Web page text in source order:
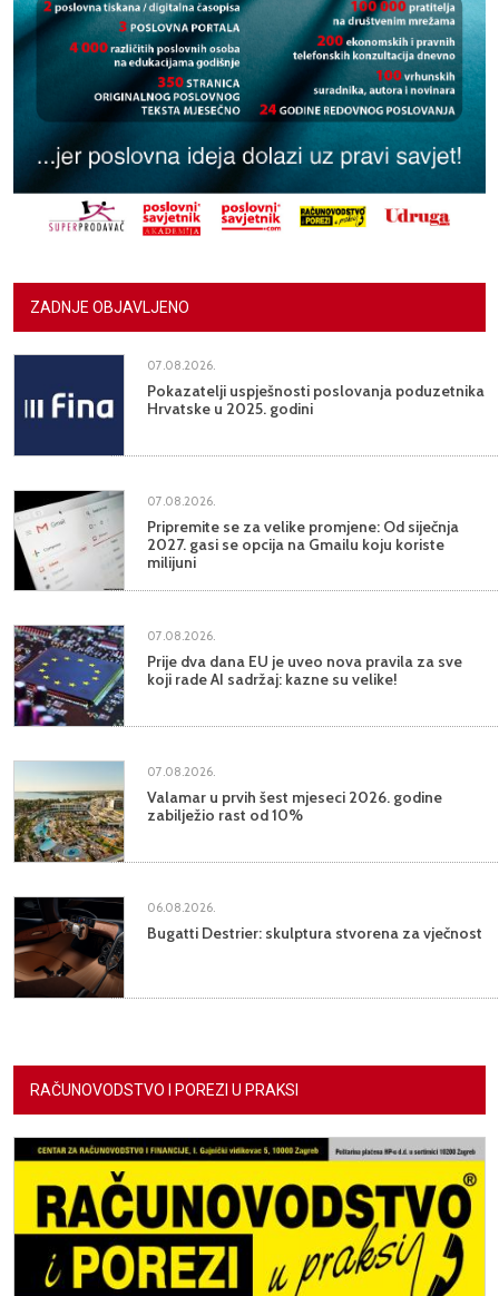
ZADNJE OBJAVLJENO
07.08.2026.
Pokazatelji uspješnosti poslovanja poduzetnika
Hrvatske u 2025. godini
07.08.2026.
Pripremite se za velike promjene: Od siječnja
2027. gasi se opcija na Gmailu koju koriste
milijuni
07.08.2026.
Prije dva dana EU je uveo nova pravila za sve
koji rade AI sadržaj: kazne su velike!
07.08.2026.
Valamar u prvih šest mjeseci 2026. godine
zabilježio rast od 10%
06.08.2026.
Bugatti Destrier: skulptura stvorena za vječnost
RAČUNOVODSTVO I POREZI U PRAKSI